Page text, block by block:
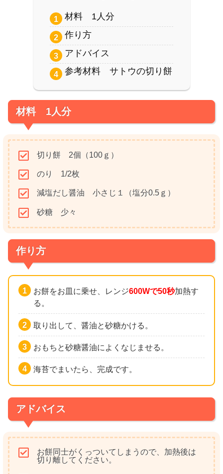
材料 1人分
作り方
アドバイス
参考材料 サトウの切り餅
材料 1人分
切り餅 2個（100ｇ）
のり 1/2枚
減塩だし醤油 小さじ１（塩分0.5ｇ）
砂糖 少々
作り方
お餅をお皿に乗せ、レンジ600Wで50秒加熱す
る。
取り出して、醤油と砂糖かける。
おもちと砂糖醤油によくなじませる。
海苔でまいたら、完成です。
アドバイス
お餅同士がくっついてしまうので、加熱後は
切り離してください。